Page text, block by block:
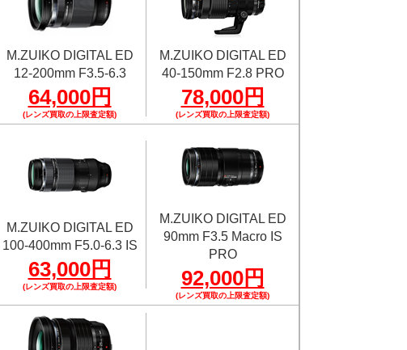
M.ZUIKO DIGITAL ED
12-200mm F3.5-6.3
64,000円
(レンズ買取の上限査定額)
M.ZUIKO DIGITAL ED
40-150mm F2.8 PRO
78,000円
(レンズ買取の上限査定額)
M.ZUIKO DIGITAL ED
100-400mm F5.0-6.3 IS
63,000円
(レンズ買取の上限査定額)
M.ZUIKO DIGITAL ED
90mm F3.5 Macro IS
PRO
92,000円
(レンズ買取の上限査定額)